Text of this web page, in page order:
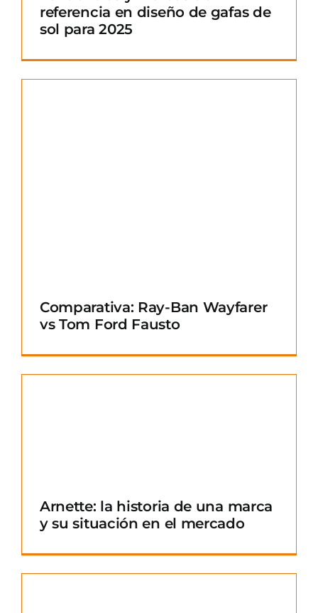
referencia en diseño de gafas de
sol para 2025
Comparativa: Ray-Ban Wayfarer
vs Tom Ford Fausto
Arnette: la historia de una marca
y su situación en el mercado